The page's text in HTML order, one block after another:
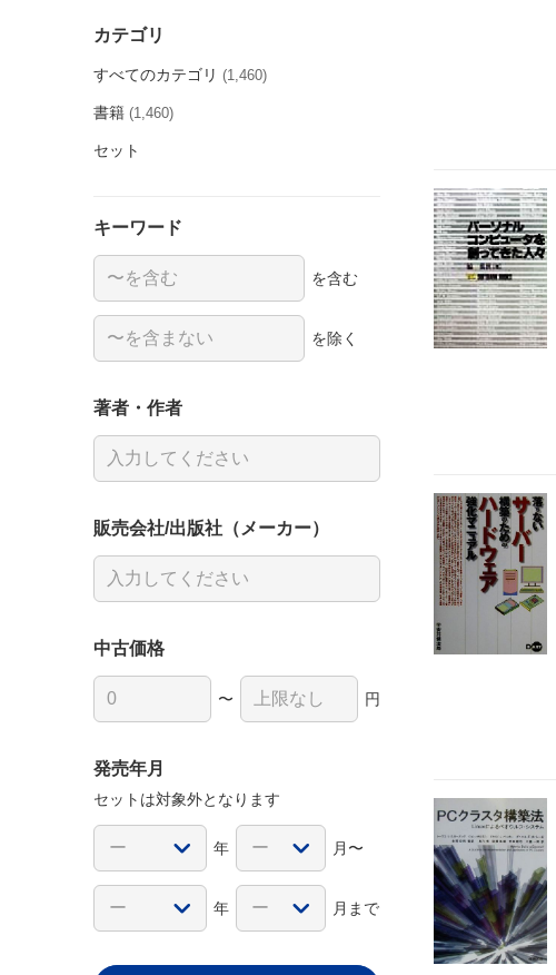
カテゴリ
すべてのカテゴリ (1,460)
書籍 (1,460)
セット
キーワード
を含む
を除く
著者・作者
販売会社/出版社（メーカー）
中古価格
〜 円
発売年月
セットは対象外となります
年 月〜
年 月まで